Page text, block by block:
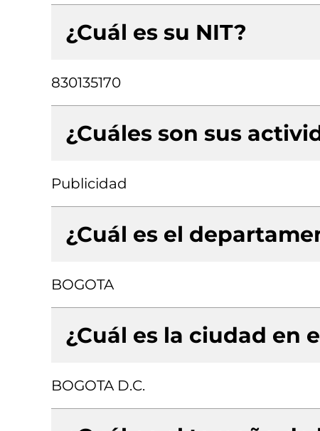
¿Cuál es su NIT?
830135170
¿Cuáles son sus
Publicidad
¿Cuál es el
BOGOTA
¿Cuál es la ciudad en
BOGOTA D.C.